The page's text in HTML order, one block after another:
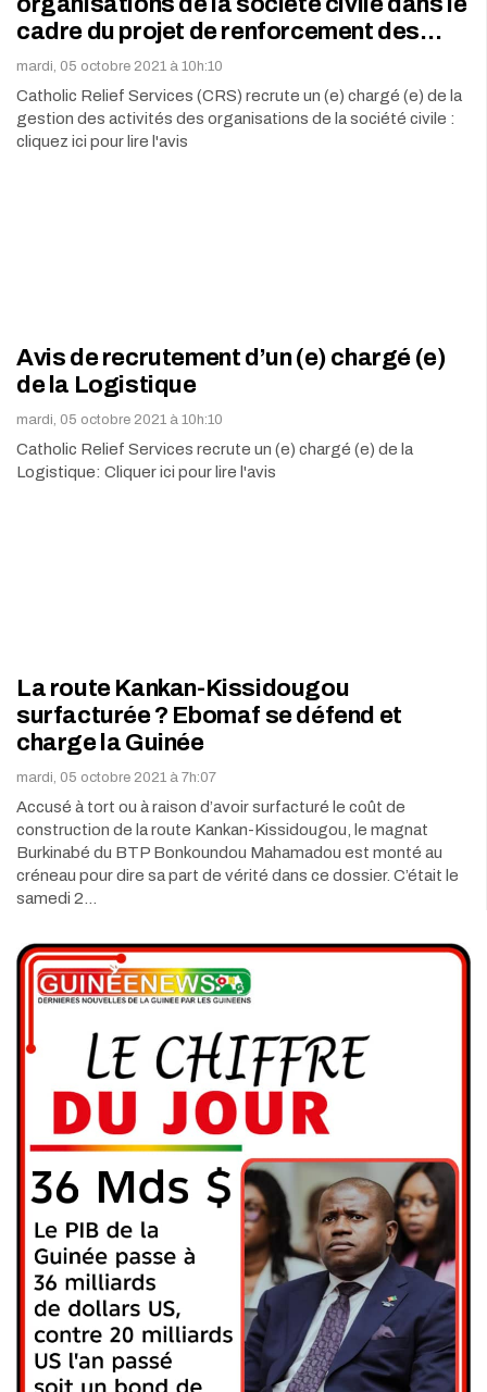
cadre du projet de renforcement des…
mardi, 05 octobre 2021 à 10h:10
Catholic Relief Services (CRS) recrute un (e) chargé (e) de la
gestion des activités des organisations de la société civile :
cliquez ici pour lire l'avis
Avis de recrutement d’un (e) chargé (e)
de la Logistique
mardi, 05 octobre 2021 à 10h:10
Catholic Relief Services recrute un (e) chargé (e) de la
Logistique: Cliquer ici pour lire l'avis
La route Kankan-Kissidougou
surfacturée ? Ebomaf se défend et
charge la Guinée
mardi, 05 octobre 2021 à 7h:07
Accusé à tort ou à raison d’avoir surfacturé le coût de
construction de la route Kankan-Kissidougou, le magnat
Burkinabé du BTP Bonkoundou Mahamadou est monté au
créneau pour dire sa part de vérité dans ce dossier. C’était le
samedi 2…